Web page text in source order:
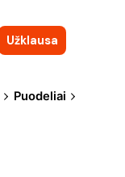
Užklausa
Puodeliai